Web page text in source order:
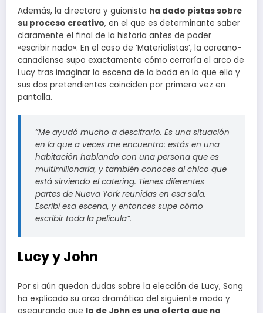
Además, la directora y guionista ha dado pistas sobre
su proceso creativo, en el que es determinante saber
claramente el final de la historia antes de poder
«escribir nada». En el caso de ‘Materialistas’, la coreano-
canadiense supo exactamente cómo cerraría el arco de
Lucy tras imaginar la escena de la boda en la que ella y
sus dos pretendientes coinciden por primera vez en
pantalla.
“Me ayudó mucho a descifrarlo. Es una situación
en la que a veces me encuentro: estás en una
habitación hablando con una persona que es
multimillonaria, y también conoces al chico que
está sirviendo el catering. Tienes diferentes
partes de Nueva York reunidas en esa sala.
Escribí esa escena, y entonces supe cómo
escribir toda la película”.
Lucy y John
Por si aún quedan dudas sobre la elección de Lucy, Song
ha explicado su arco dramático del siguiente modo y